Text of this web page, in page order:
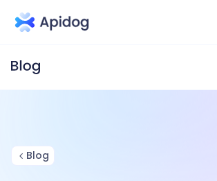
Blog